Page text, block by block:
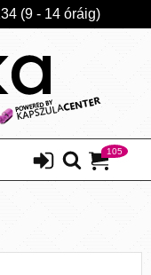
(9 - 14 óráig)
105